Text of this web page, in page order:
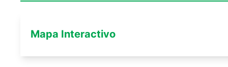
Mapa Interactivo